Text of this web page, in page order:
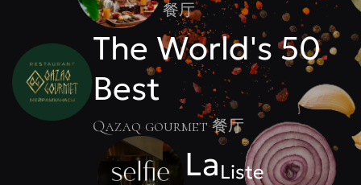
餐厅
The World's 50
Best
Qazaq gourmet 餐厅
LaListe